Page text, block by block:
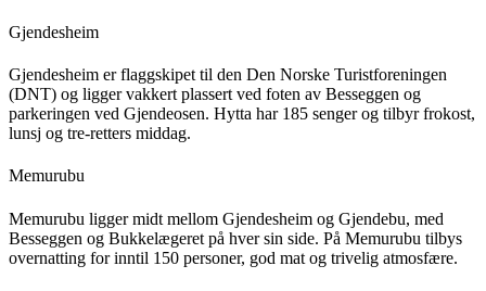
Gjendesheim
Gjendesheim er flaggskipet til den Den Norske Turistforeningen
(DNT) og ligger vakkert plassert ved foten av Besseggen og
parkeringen ved Gjendeosen. Hytta har 185 senger og tilbyr frokost,
lunsj og tre-retters middag.
Memurubu
Memurubu ligger midt mellom Gjendesheim og Gjendebu, med
Besseggen og Bukkelægeret på hver sin side. På Memurubu tilbys
overnatting for inntil 150 personer, god mat og trivelig atmosfære.